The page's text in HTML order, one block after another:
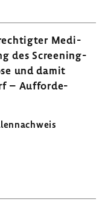
Medi­
des Screening-​
und damit
– Auffor­de­